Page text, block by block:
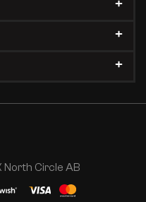
Circle AB